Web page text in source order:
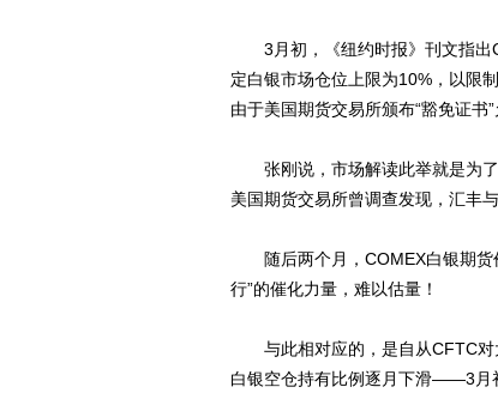
3月初，《纽约时报》刊文指出
定白银市场仓位上限为10%，以限
由于美国期货交易所颁布“豁免证书”
张刚说，市场解读此举就是为了
美国期货交易所曾调查发现，汇丰
随后两个月，COMEX白银期货
行”的催化力量，难以估量！
与此相对应的，是自从CFTC对
白银空仓持有比例逐月下滑——3月